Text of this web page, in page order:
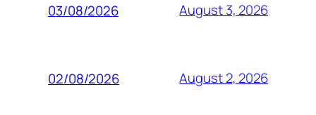
03/08/2026 August 3, 2026
02/08/2026 August 2, 2026